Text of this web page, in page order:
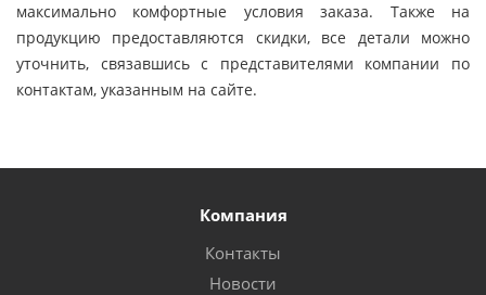
максимально комфортные условия заказа. Также на
продукцию предоставляются скидки, все детали можно
уточнить, связавшись с представителями компании по
контактам, указанным на сайте.
Компания
Контакты
Новости